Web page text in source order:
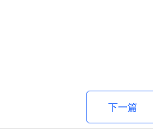
下一篇